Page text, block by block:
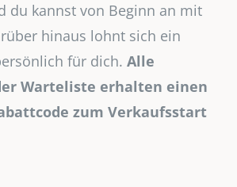
du kannst von Beginn an mit
hinaus lohnt sich ein
für dich. Alle
Warteliste erhalten einen
zum Verkaufsstart